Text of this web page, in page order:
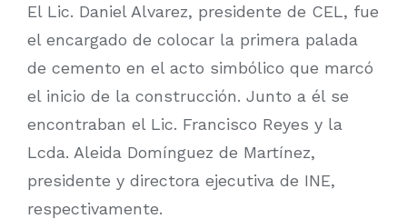
El Lic. Daniel Alvarez, presidente de CEL, fue
el encargado de colocar la primera palada
de cemento en el acto simbólico que marcó
el inicio de la construcción. Junto a él se
encontraban el Lic. Francisco Reyes y la
Lcda. Aleida Domínguez de Martínez,
presidente y directora ejecutiva de INE,
respectivamente.